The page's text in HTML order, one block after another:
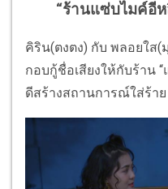
“ร้านแซ่บไมค์อีห
คิริน(ตงตง) กับ พลอยใ
กอบกู้ชื่อเสียงให้กับร้าน
ดีสร้างสถานการณ์ใส่ร้า